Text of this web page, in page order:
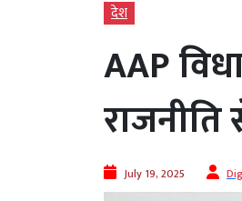
देश
AAP
July 19, 2025